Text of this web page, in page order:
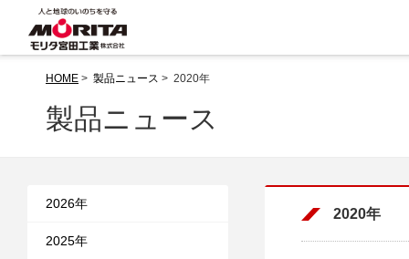
HOME > 製品ニュース > 2020年
製品ニュース
2026年
2025年
2020年